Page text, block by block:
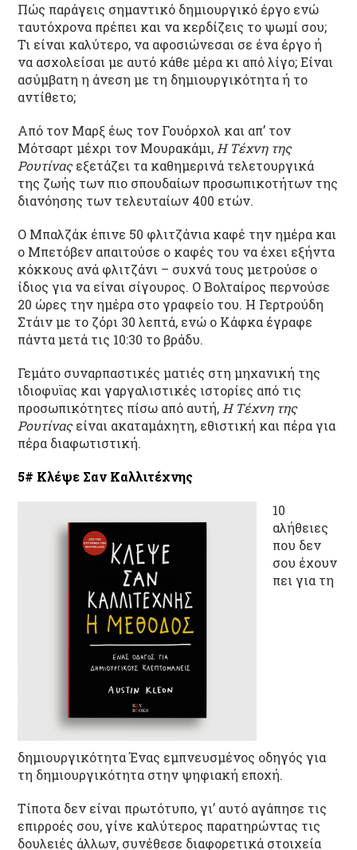
Πώς παράγεις σημαντικό δημιουργικό έργο ενώ
ταυτόχρονα πρέπει και να κερδίζεις το ψωμί σου;
Τι είναι καλύτερο, να αφοσιώνεσαι σε ένα έργο ή
να ασχολείσαι με αυτό κάθε μέρα κι από λίγο; Είναι
ασύμβατη η άνεση με τη δημιουργικότητα ή το
αντίθετο;
Από τον Μαρξ έως τον Γουόρχολ και απ’ τον
Μότσαρτ μέχρι τον Μουρακάμι,Η Τέχνη της
Ρουτίναςεξετάζει τα καθημερινά τελετουργικά
της ζωής των πιο σπουδαίων προσωπικοτήτων της
διανόησης των τελευταίων 400 ετών.
Ο Μπαλζάκ έπινε 50 φλιτζάνια καφέ την ημέρα και
ο Μπετόβεν απαιτούσε ο καφές του να έχει εξήντα
κόκκους ανά φλιτζάνι – συχνά τους μετρούσε ο
ίδιος για να είναι σίγουρος. Ο Βολταίρος περνούσε
20 ώρες την ημέρα στο γραφείο του. Η Γερτρούδη
Στάιν με το ζόρι 30 λεπτά, ενώ ο Κάφκα έγραφε
πάντα μετά τις 10:30 το βράδυ.
Γεμάτο συναρπαστικές ματιές στη μηχανική της
ιδιοφυϊας και γαργαλιστικές ιστορίες από τις
προσωπικότητες πίσω από αυτή,Η Τέχνη της
Ρουτίναςείναι ακαταμάχητη, εθιστική και πέρα για
πέρα διαφωτιστική.
5# Κλέψε Σαν Καλλιτέχνης
10
αλήθειες
που δεν
σου έχουν
πει για τη
δημιουργικότητα Ένας εμπνευσμένος οδηγός για
τη δημιουργικότητα στην ψηφιακή εποχή.
Τίποτα δεν είναι πρωτότυπο, γι’ αυτό αγάπησε τις
επιρροές σου, γίνε καλύτερος παρατηρώντας τις
δουλειές άλλων, συνέθεσε διαφορετικά στοιχεία